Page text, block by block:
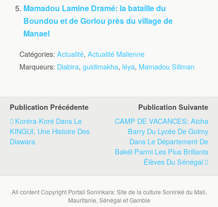
Mamadou Lamine Dramé: la bataille du
Boundou et de Gorlou près du village de
Manael
Catégories: Actualité, Actualité Malienne
Marqueurs: Diabira, guidimakha, léya, Mamadou Siliman
Publication Précédente
Koréra-Koré Dans Le
KINGUI, Une Histoire Des
Diawara
Publication Suivante
CAMP DE VACANCES: Aicha
Barry Du Lycée De Golmy
Dans Le Département De
Bakél Parmi Les Plus Brillants
Élèves Du Sénégal
All content Copyright Portail Soninkara: Site de la culture Soninké du Mali,
Mauritanie, Sénégal et Gambie